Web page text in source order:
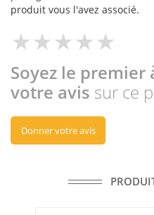
produit vous l'avez associé.
Soyez le premier
votre avis sur ce
Donner votre avis